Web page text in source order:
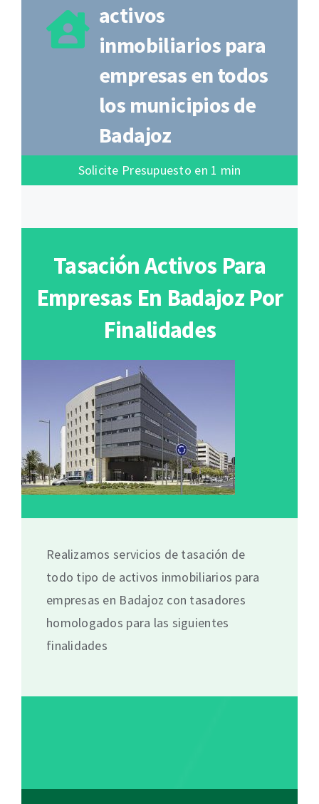
activos
inmobiliarios para
empresas en todos
los municipios de
Badajoz
Solicite Presupuesto en 1 min
Tasación Activos Para
Empresas En Badajoz Por
Finalidades
Realizamos servicios de tasación de
todo tipo de activos inmobiliarios para
empresas en Badajoz con tasadores
homologados para las siguientes
finalidades